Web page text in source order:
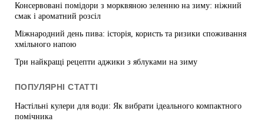
Консервовані помідори з морквяною зеленню на зиму: ніжний
смак і ароматний розсіл
Міжнародний день пива: історія, користь та ризики споживання
хмільного напою
Три найкращі рецепти аджики з яблуками на зиму
ПОПУЛЯРНІ СТАТТІ
Настільні кулери для води: Як вибрати ідеального компактного
помічника